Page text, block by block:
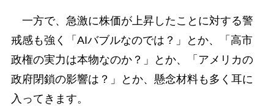
一方で、急激に株価が上昇したことに対する警
戒感も強く「AIバブルなのでは？」とか、「高市
政権の実力は本物なのか？」とか、「アメリカの
政府閉鎖の影響は？」とか、懸念材料も多く耳に
入ってきます。